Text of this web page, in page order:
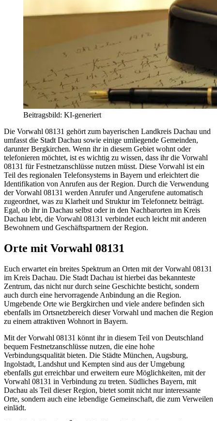
Beitragsbild: KI-generiert
Die Vorwahl 08131 gehört zum bayerischen Landkreis Dachau und
umfasst die Stadt Dachau sowie einige umliegende Gemeinden,
darunter Bergkirchen. Wenn ihr in diesem Gebiet wohnt oder
telefonieren möchtet, ist es wichtig zu wissen, dass ihr die Vorwahl
08131 für Festnetzanschlüsse nutzen müsst. Diese Vorwahl ist ein
Teil des regionalen Telefonsystems in Bayern und erleichtert die
Identifikation von Anrufen aus der Region. Durch die Verwendung
der Vorwahl 08131 werden Anrufer und Angerufene automatisch
zugeordnet, was zu Klarheit und Struktur im Telefonnetz beiträgt.
Egal, ob ihr in Dachau selbst oder in den Nachbarorten im Kreis
Dachau lebt, die Vorwahl 08131 verbindet euch leicht mit anderen
Bewohnern und Geschäftspartnern der Region.
Orte mit Vorwahl 08131
Euch erwartet ein breites Spektrum an Orten mit der Vorwahl 08131
im Kreis Dachau. Die Stadt Dachau ist hierbei das bekannteste
Zentrum, das nicht nur durch seine Geschichte besticht, sondern
auch durch eine hervorragende Anbindung an die Region.
Umgebende Orte wie Bergkirchen und viele andere befinden sich
ebenfalls im Ortsnetzbereich dieser Vorwahl und machen die Region
zu einem attraktiven Wohnort in Bayern.
Mit der Vorwahl 08131 könnt ihr in diesem Teil von Deutschland
bequem Festnetzanschlüsse nutzen, die eine hohe
Verbindungsqualität bieten. Die Städte München, Augsburg,
Ingolstadt, Landshut und Kempten sind aus der Umgebung
ebenfalls gut erreichbar und erweitern eure Möglichkeiten, mit der
Vorwahl 08131 in Verbindung zu treten. Südliches Bayern, mit
Dachau als Teil dieser Region, bietet somit nicht nur interessante
Orte, sondern auch eine lebendige Gemeinschaft, die zum Verweilen
einlädt.